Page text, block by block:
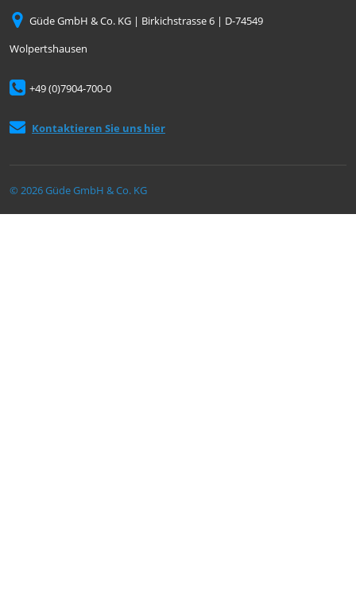
Güde GmbH & Co. KG | Birkichstrasse 6 | D-74549
Wolpertshausen
+49 (0)7904-700-0
Kontaktieren Sie uns hier
© 2026 Güde GmbH & Co. KG